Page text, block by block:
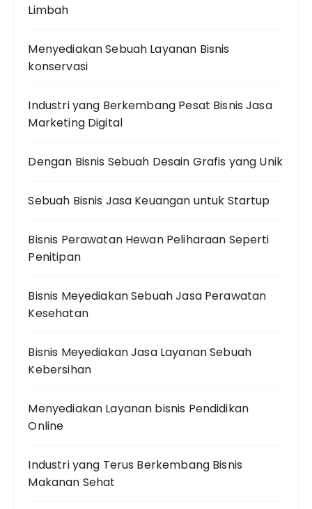
Limbah
Menyediakan Sebuah Layanan Bisnis
konservasi
Industri yang Berkembang Pesat Bisnis Jasa
Marketing Digital
Dengan Bisnis Sebuah Desain Grafis yang Unik
Sebuah Bisnis Jasa Keuangan untuk Startup
Bisnis Perawatan Hewan Peliharaan Seperti
Penitipan
Bisnis Meyediakan Sebuah Jasa Perawatan
Kesehatan
Bisnis Meyediakan Jasa Layanan Sebuah
Kebersihan
Menyediakan Layanan bisnis Pendidikan
Online
Industri yang Terus Berkembang Bisnis
Makanan Sehat